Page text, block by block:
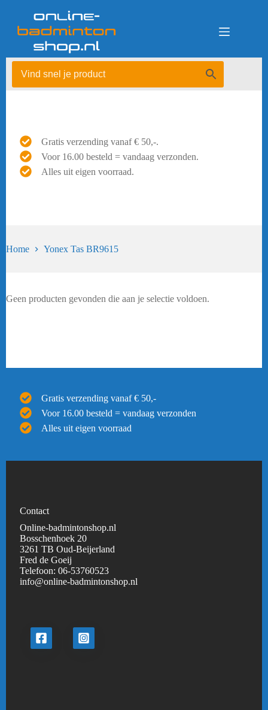
Gratis verzending vanaf € 50,-.
Voor 16.00 besteld = vandaag verzonden.
Alles uit eigen voorraad.
Home Yonex Tas BR9615
Geen producten gevonden die aan je selectie voldoen.
Gratis verzending vanaf € 50,-
Voor 16.00 besteld = vandaag verzonden
Alles uit eigen voorraad
Contact
Online-badmintonshop.nl
Bosschenhoek 20
3261 TB Oud-Beijerland
Fred de Goeij
Telefoon:06-53760523
info@online-badmintonshop.nl